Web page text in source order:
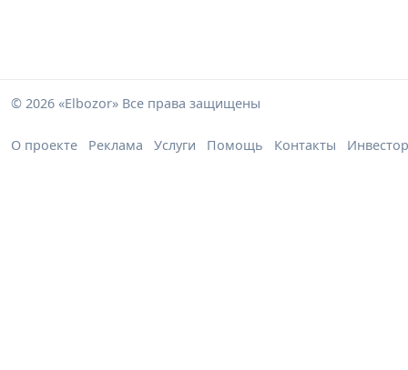
© 2026 «Elbozor» Все права защищены
О проекте Реклама Услуги Помощь Контакты